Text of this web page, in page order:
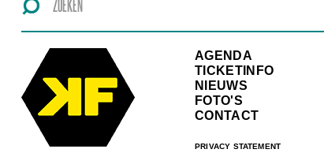
AGENDA
TICKETINFO
NIEUWS
FOTO'S
CONTACT
PRIVACY STATEMENT